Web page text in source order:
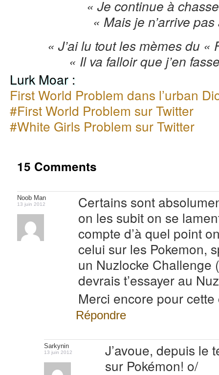
« Je continue à
« Mais je n’arrive pas
« J’ai lu tout les mèmes du
« Il va falloir que j’en
Lurk Moar :
First World Problem dans l’urban
#First World Problem sur Twitter
#White Girls Problem sur Twitter
15 Comments
Noob Man
13 juin 2012
Certains sont
on les subit on se
compte d’à quel point
celui sur les Pokemon,
un Nuzlocke Challenge
devrais t’essayer au
Merci encore pour
Répondre
Sarkynin
13 juin 2012
J’avoue, depuis le
sur Pokémon! o/